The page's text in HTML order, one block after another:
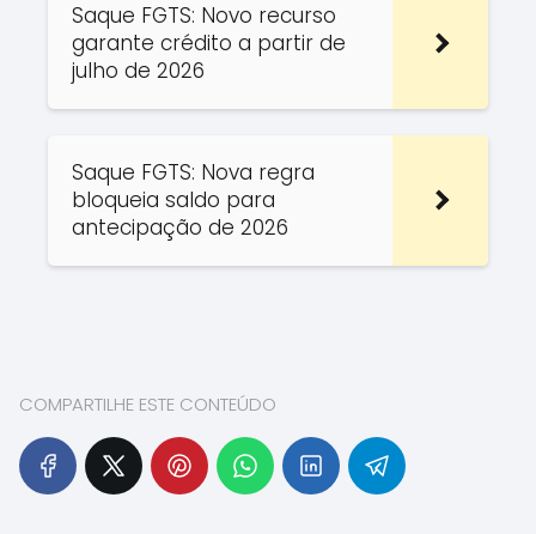
Saque FGTS: Novo recurso
garante crédito a partir de
julho de 2026
Saque FGTS: Nova regra
bloqueia saldo para
antecipação de 2026
COMPARTILHE ESTE CONTEÚDO